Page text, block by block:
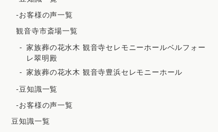
-お客様の声一覧
観音寺市斎場一覧
家族葬の花水木 観音寺セレモニーホールベルフォー
レ翠明殿
家族葬の花水木 観音寺豊浜セレモニーホール
-豆知識一覧
-お客様の声一覧
豆知識一覧